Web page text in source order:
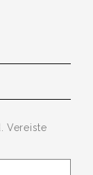
Vereiste